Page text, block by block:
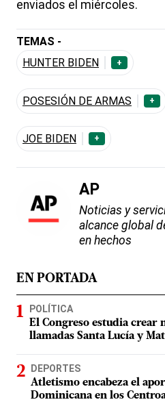
enviados el miércoles.
TEMAS -
HUNTER BIDEN
+
POSESIÓN DE ARMAS +
JOE BIDEN +
AP
Noticias y
alcance global
en hechos
EN PORTADA
POLÍTICA
El Congreso estudia crear
llamadas Santa Lucía y
DEPORTES
Atletismo encabeza el
Dominicana en los